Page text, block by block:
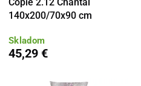
140x200/70x90 cm
Skladom
45,29 €